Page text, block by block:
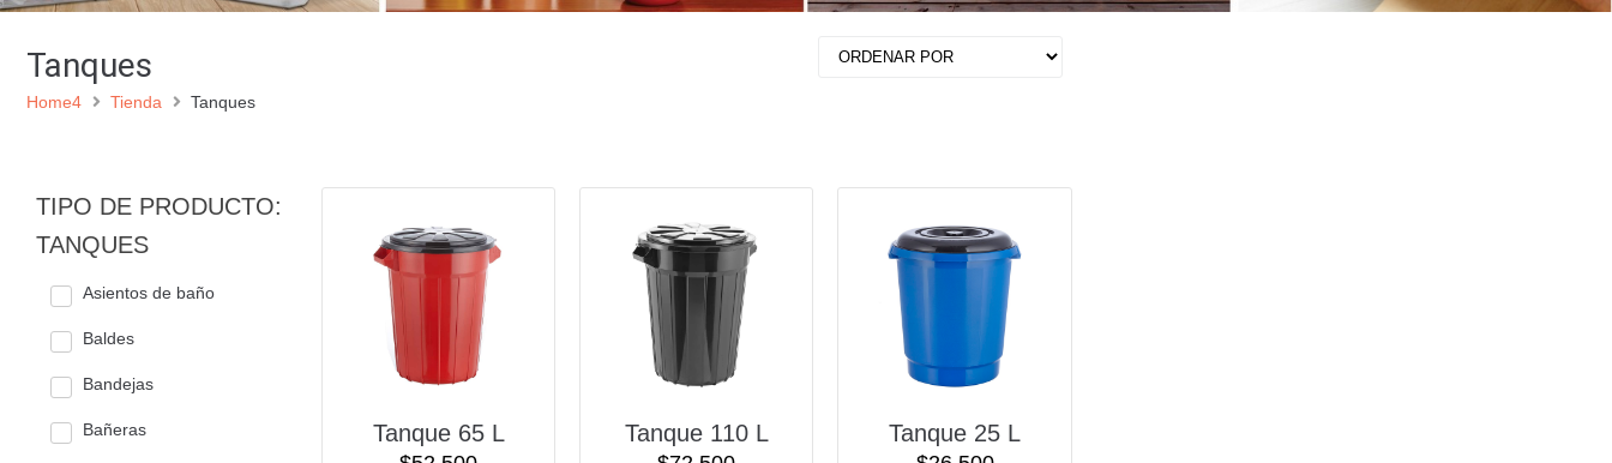
Tanques
Home4 Tienda Tanques
TIPO DE PRODUCTO:
TANQUES
Asientos de baño
Baldes
Bandejas
Bañeras Tanque 65 L Tanque 110 L Tanque 25 L